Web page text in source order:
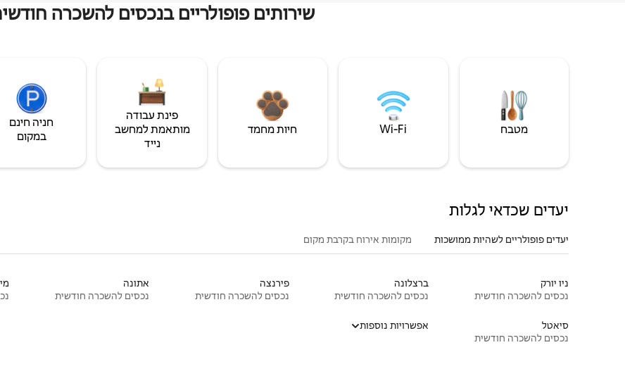
שירותים פופולריים בנכסים להשכרה
מטבח Wi‑Fi חיות מחמד
פינת עבודה
מותאמת למחשב
נייד
חניה חינם
במקום
יעדים שכדאי לגלות
יעדים פופולריים לשהיות ממושכות מקומות אירוח בקרבת מקום
ניו יורק
נכסים להשכרה חודשית
ברצלונה
נכסים להשכרה חודשית
פירנצה
נכסים להשכרה חודשית
אתונה
נכסים להשכרה חודשית
סיאטל
נכסים להשכרה חודשית
אפשרויות נוספות